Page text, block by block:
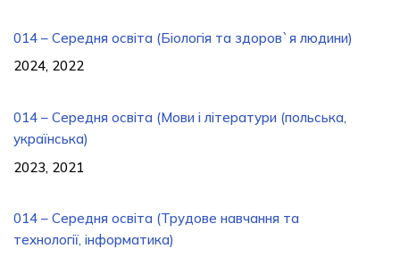
014 – Середня освіта (Біологія та здоров`я людини)
2024, 2022
014 – Середня освіта (Мови і літератури (польська,
українська)
2023, 2021
014 – Середня освіта (Трудове навчання та
технології, інформатика)